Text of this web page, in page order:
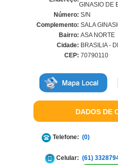
GINASIO DE
Número: S/N
Complemento: SALA
Bairro: ASA NORTE
Cidade: BRASILIA -
CEP: 70790110
DADOS DE
Telefone: (0)
Celular: (61)